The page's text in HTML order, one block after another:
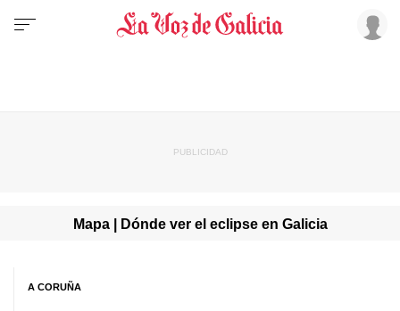
Mapa | Dónde ver el eclipse en Galicia
A CORUÑA